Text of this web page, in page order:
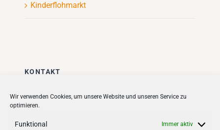
Wir verwenden Cookies, um unsere Website und unseren Service zu
optimieren.
Funktional Immer aktiv
Kinderflohmarkt
KONTAKT
Stadt + Handel City- und
Quartiersmanagement